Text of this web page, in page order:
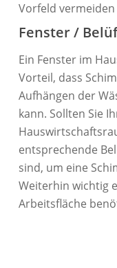
Vorfeld
Fenster /
Ein Fenster im
Vorteil, dass
Aufhängen der
kann. Sollten Sie
entsprechende
sind, um eine
Weiterhin wichtig
Arbeitsfläche